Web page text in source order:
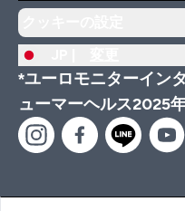
*ユーロモニターイン
ューマーヘルス2025